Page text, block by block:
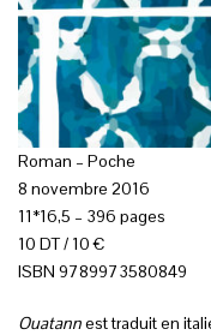
Roman – Poche
8 novembre 2016
11*16,5 – 396 pages
10 DT / 10 €
ISBN 9789973580849
Ouatannest traduit en